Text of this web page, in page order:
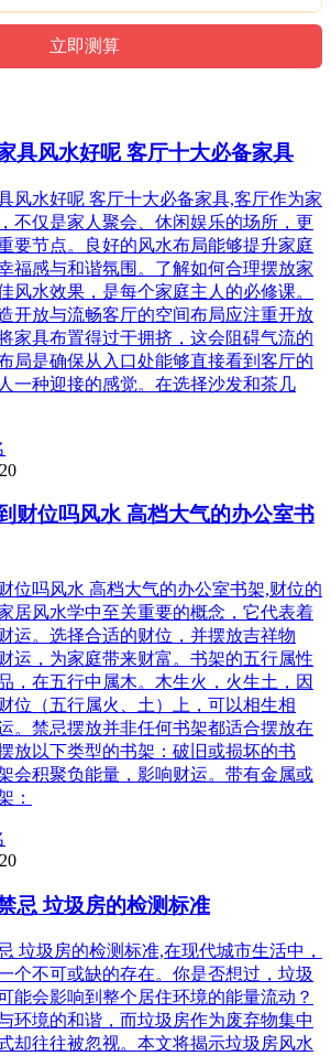
具风水好呢 客厅十大必备家具
风水好呢 客厅十大必备家具,客厅作为家
不仅是家人聚会、休闲娱乐的场所，更
要节点。良好的风水布局能够提升家庭
福感与和谐氛围。了解如何合理摆放家
风水效果，是每个家庭主人的必修课。
开放与流畅客厅的空间布局应注重开放
家具布置得过于拥挤，这会阻碍气流的
局是确保从入口处能够直接看到客厅的
一种迎接的感觉。在选择沙发和茶几
财位吗风水 高档大气的办公室书
位吗风水 高档大气的办公室书架,财位的
居风水学中至关重要的概念，它代表着
运。选择合适的财位，并摆放吉祥物
运，为家庭带来财富。书架的五行属性
，在五行中属木。木生火，火生土，因
位（五行属火、土）上，可以相生相
。禁忌摆放并非任何书架都适合摆放在
放以下类型的书架：破旧或损坏的书
会积聚负能量，影响财运。带有金属或
：
忌 垃圾房的检测标准
垃圾房的检测标准,在现代城市生活中，
个不可或缺的存在。你是否想过，垃圾
能会影响到整个居住环境的能量流动？
环境的和谐，而垃圾房作为废弃物集中
却往往被忽视。本文将揭示垃圾房风水